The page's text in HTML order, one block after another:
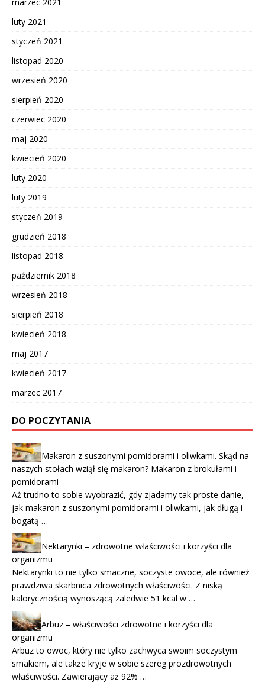
luty 2021
styczeń 2021
listopad 2020
wrzesień 2020
sierpień 2020
czerwiec 2020
maj 2020
kwiecień 2020
luty 2020
luty 2019
styczeń 2019
grudzień 2018
listopad 2018
październik 2018
wrzesień 2018
sierpień 2018
kwiecień 2018
maj 2017
kwiecień 2017
marzec 2017
DO POCZYTANIA
Makaron z suszonymi pomidorami i oliwkami. Skąd na
naszych stołach wziął się makaron? Makaron z brokułami i
pomidorami
Aż trudno to sobie wyobrazić, gdy zjadamy tak proste danie,
jak makaron z suszonymi pomidorami i oliwkami, jak długą i
bogatą …
Nektarynki – zdrowotne właściwości i korzyści dla
organizmu
Nektarynki to nie tylko smaczne, soczyste owoce, ale również
prawdziwa skarbnica zdrowotnych właściwości. Z niską
kalorycznością wynoszącą zaledwie 51 kcal w …
Arbuz – właściwości zdrowotne i korzyści dla
organizmu
Arbuz to owoc, który nie tylko zachwyca swoim soczystym
smakiem, ale także kryje w sobie szereg prozdrowotnych
właściwości. Zawierający aż 92% …